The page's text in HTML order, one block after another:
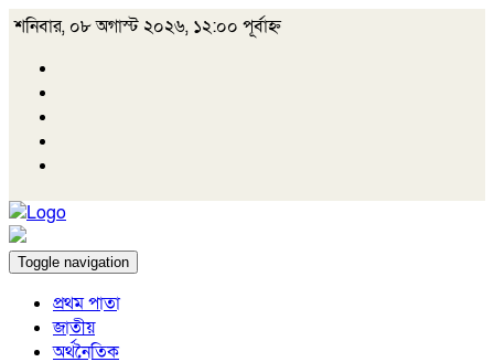
শনিবার, ০৮ অগাস্ট ২০২৬, ১২:০০ পূর্বাহ্ন
Toggle navigation
প্রথম পাতা
জাতীয়
অর্থনৈতিক